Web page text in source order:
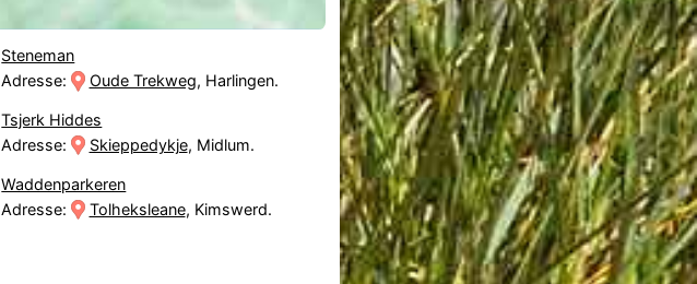
Steneman
Adresse:
Oude Trekweg, Harlingen.
Tsjerk Hiddes
Adresse:
Skieppedykje, Midlum.
Waddenparkeren
Adresse:
Tolheksleane, Kimswerd.